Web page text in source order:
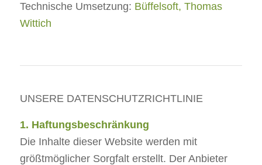
Technische Umsetzung: Büffelsoft, Thomas
Wittich
UNSERE DATENSCHUTZRICHTLINIE
1. Haftungsbeschränkung
Die Inhalte dieser Website werden mit
größtmöglicher Sorgfalt erstellt. Der Anbieter